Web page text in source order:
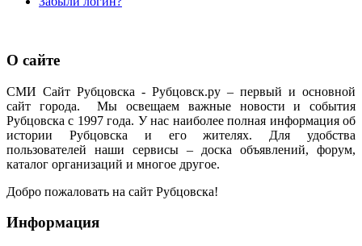
О сайте
СМИ Сайт Рубцовска - Рубцовск.ру – первый и основной
сайт города. Мы освещаем важные новости и события
Рубцовска с 1997 года. У нас наиболее полная информация об
истории Рубцовска и его жителях. Для удобства
пользователей наши сервисы – доска объявлений, форум,
каталог организаций и многое другое.
Добро пожаловать на сайт Рубцовска!
Информация